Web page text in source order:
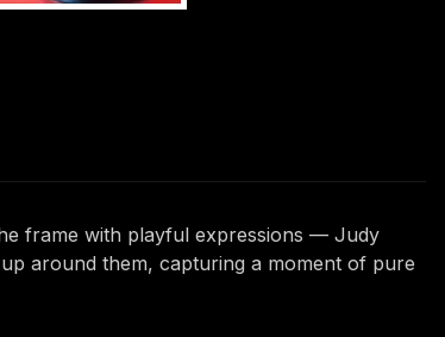
frame with playful expressions — Judy
around them, capturing a moment of pure